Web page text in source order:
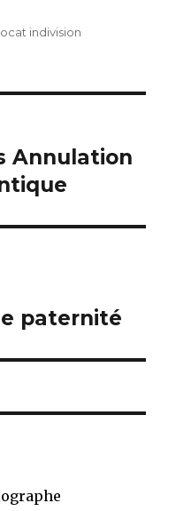
indivision
Annulation
paternité